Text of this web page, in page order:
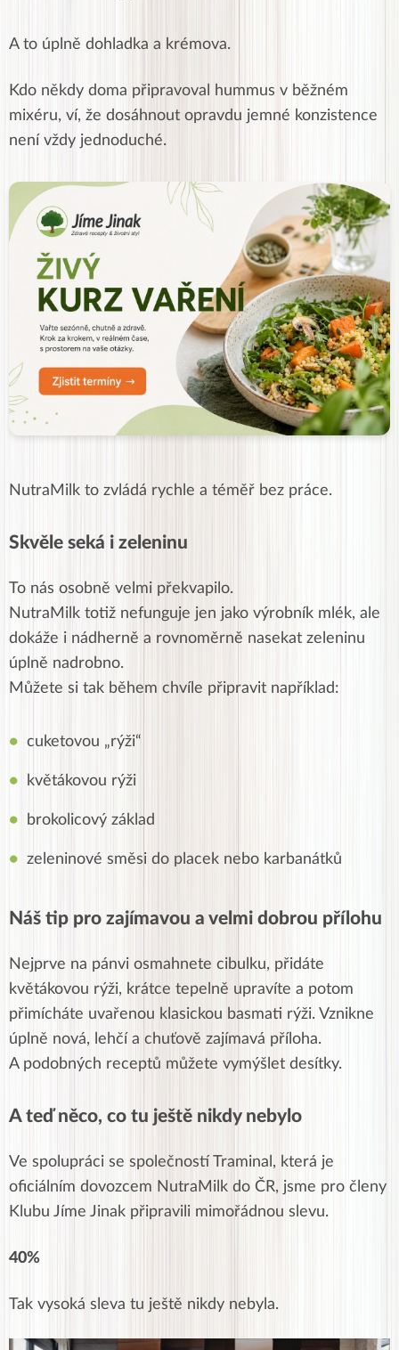
A to úplně dohladka a krémova.
Kdo někdy doma připravoval hummus v běžném
mixéru, ví, že dosáhnout opravdu jemné konzistence
není vždy jednoduché.
NutraMilk to zvládá rychle a téměř bez práce.
Skvěle seká i zeleninu
To nás osobně velmi překvapilo.
NutraMilk totiž nefunguje jen jako výrobník mlék, ale
dokáže i nádherně a rovnoměrně nasekat zeleninu
úplně nadrobno.
Můžete si tak během chvíle připravit například:
cuketovou „rýži“
květákovou rýži
brokolicový základ
zeleninové směsi do placek nebo karbanátků
Náš tip pro zajímavou a velmi dobrou přílohu
Nejprve na pánvi osmahnete cibulku, přidáte
květákovou rýži, krátce tepelně upravíte a potom
přimícháte uvařenou klasickou basmati rýži. Vznikne
úplně nová, lehčí a chuťově zajímavá příloha.
A podobných receptů můžete vymýšlet desítky.
A teď něco, co tu ještě nikdy nebylo
Ve spolupráci se společností Traminal, která je
oficiálním dovozcem NutraMilk do ČR, jsme pro členy
Klubu Jíme Jinak připravili mimořádnou slevu.
40%
Tak vysoká sleva tu ještě nikdy nebyla.